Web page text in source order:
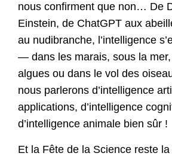
nous confirment que non… De
Einstein, de ChatGPT aux
au nudibranche, l’intelligence
— dans les marais, sous la
algues ou dans le vol des
nous parlerons d’intelligence
applications, d’intelligence
d’intelligence animale bien sûr !
Et la Fête de la Science reste la